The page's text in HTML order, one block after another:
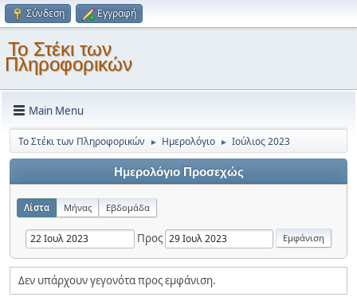
Σύνδεση Εγγραφή
Το Στέκι των
Πληροφορικών
Main Menu
Το Στέκι των Πληροφορικών ► Ημερολόγιο ► Ιούλιος 2023
Ημερολόγιο Προσεχώς
Λίστα Μήνας Εβδομάδα
Προς
Δεν υπάρχουν γεγονότα προς εμφάνιση.